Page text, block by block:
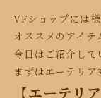
VFショップには
オススメのアイテ
今日はご紹介し
まずはエーテリア
【エーテリ